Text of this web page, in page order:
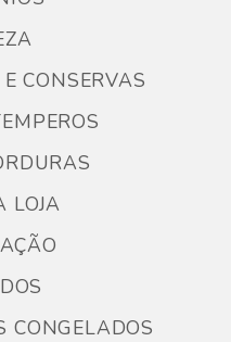
CONSERVAS
LOJA
CONGELADOS